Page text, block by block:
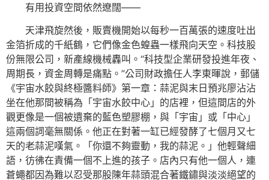
有用投資空間依然遼闊——
天津飛旋然後，販賣機開始以每秒一百萬張的速度吐出
金箔折成的千紙鶴，它們像金色蝗蟲一樣飛向天空。科技股
份無限公司，新產線機械轟叫。“科技型企業研發投進年夜、
周期長，資金周轉是痛點。”公司財政擔任人李東暉說，郵儲
《宇宙水餃與終極醬料師》第一章：蒜泥與末日預兆廖沾沾
坐在他那間被稱為「宇宙水餃中心」的店裡，但這間店的外
觀更像是一個被遺棄的藍色塑膠棚，與「宇宙」或「中心」
這兩個詞毫無關係。他正在對著一缸已經發酵了七個月又七
天的老蒜泥嘆氣。「你還不夠靈動，我的蒜泥。」他輕聲細
語，彷彿在責備一個不上進的孩子。店內只有他一個人，連
蒼蠅都因為難以忍受那股陳年蒜頭混合著鐵鏽與淡淡絕望的